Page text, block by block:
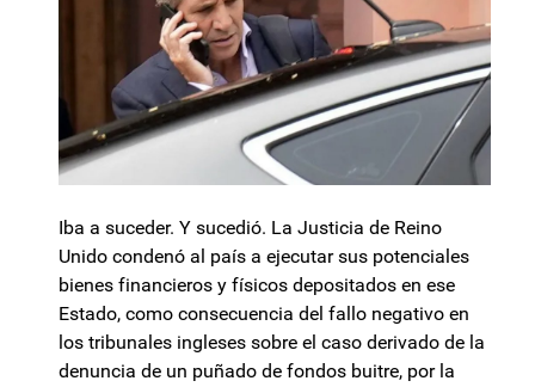
Iba a suceder. Y sucedió. La Justicia de Reino
Unido condenó al país a ejecutar sus potenciales
bienes financieros y físicos depositados en ese
Estado, como consecuencia del fallo negativo en
los tribunales ingleses sobre el caso derivado de la
denuncia de un puñado de fondos buitre, por la